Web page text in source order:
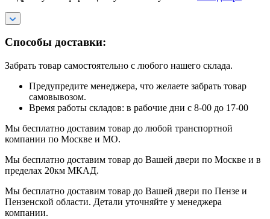
Способы доставки:
Забрать товар самостоятельно с любого нашего склада.
Предупредите менеджера, что желаете забрать товар
самовывозом.
Время работы складов: в рабочие дни с 8-00 до 17-00
Мы бесплатно доставим товар до любой транспортной
компании по Москве и МО.
Мы бесплатно доставим товар до Вашей двери по Москве и в
пределах 20км МКАД.
Мы бесплатно доставим товар до Вашей двери по Пензе и
Пензенской области. Детали уточняйте у менеджера
компании.